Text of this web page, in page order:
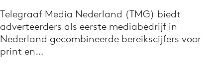
Volg het laatste nieuws via de Adformatie
Nieuws app
Telegraaf Media Nederland (TMG) biedt
adverteerders als eerste mediabedrijf in
Nederland gecombineerde bereikscijfers voor
print en…